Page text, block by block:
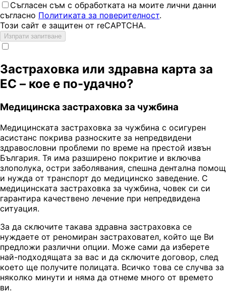
Съгласен съм с обработката на моите лични данни
съгласно Политиката за поверителност.
Този сайт е защитен от reCAPTCHA.
Изпрати запитване
Застраховка или здравна карта за
ЕС – кое е по-удачно?
Медицинска застраховка за чужбина
Медицинската застраховка за чужбина с осигурен
асистанс покрива разноските за непредвидени
здравословни проблеми по време на престой извън
България. Тя има разширено покритие и включва
злополука, остри заболявания, спешна дентална помощ
и нужда от транспорт до медицинско заведение. С
медицинската застраховка за чужбина, човек си си
гарантира качествено лечение при непредвидена
ситуация.
За да сключите такава здравна застраховка се
нуждаете от реномиран застраховател, който ще Ви
предложи различни опции. Може сами да изберете
най-подходящата за вас и да сключите договор, след
което ще получите полицата. Всичко това се случва за
няколко минути и няма да отнеме много от времето
ви.